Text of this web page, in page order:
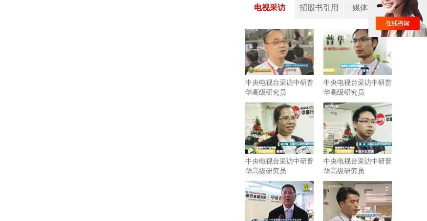
电视采访 招股书引用 媒体报道
中央电视台采访中研普
华高级研究员
中央电视台采访中研普
华高级研究员
中央电视台采访中研普
华高级研究员
中央电视台采访中研普
华高级研究员